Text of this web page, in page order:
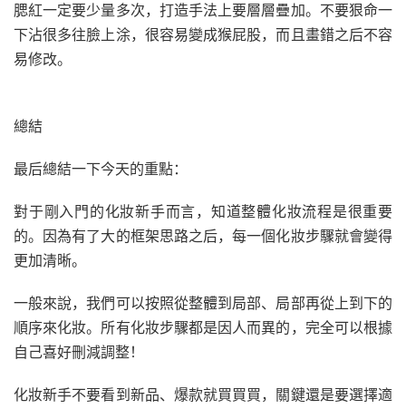
腮紅一定要少量多次，打造手法上要層層疊加。不要狠命一
下沾很多往臉上涂，很容易變成猴屁股，而且畫錯之后不容
易修改。
總結
最后總結一下今天的重點：
對于剛入門的化妝新手而言，知道整體化妝流程是很重要
的。因為有了大的框架思路之后，每一個化妝步驟就會變得
更加清晰。
一般來說，我們可以按照從整體到局部、局部再從上到下的
順序來化妝。所有化妝步驟都是因人而異的，完全可以根據
自己喜好刪減調整！
化妝新手不要看到新品、爆款就買買買，關鍵還是要選擇適